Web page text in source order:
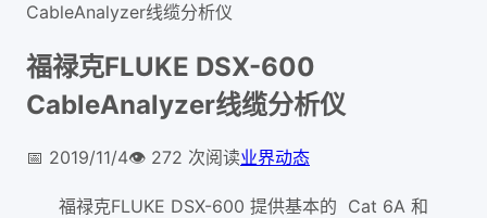
CableAnalyzer线缆分析仪
福禄克FLUKE DSX-600
CableAnalyzer线缆分析仪
📅 2019/11/4👁️ 272 次阅读业界动态
福禄克FLUKE DSX-600 提供基本的 Cat 6A 和